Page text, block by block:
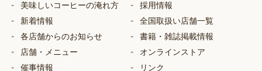
美味しいコーヒーの淹れ方
新着情報
各店舗からのお知らせ
店舗・メニュー
催事情報
採用情報
全国取扱い店舗一覧
書籍・雑誌掲載情報
オンラインストア
リンク